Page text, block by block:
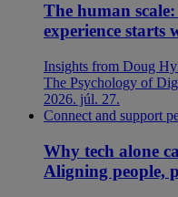
The human
experience starts
Insights from Doug
The Psychology of
2026. júl. 27.
Connect and support
Why tech alone
Aligning people,